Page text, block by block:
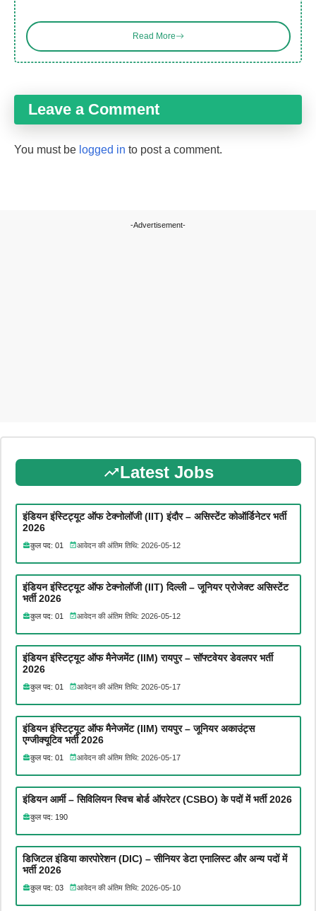
Read More
Leave a Comment
You must be logged in to post a comment.
-Advertisement-
Latest Jobs
इंडियन इंस्टिट्यूट ऑफ टेक्नोलॉजी (IIT) इंदौर – असिस्टेंट कोऑर्डिनेटर भर्ती
2026
कुल पद: 01 आवेदन की अंतिम तिथि: 2026-05-12
इंडियन इंस्टिट्यूट ऑफ टेक्नोलॉजी (IIT) दिल्ली – जूनियर प्रोजेक्ट असिस्टेंट
भर्ती 2026
कुल पद: 01 आवेदन की अंतिम तिथि: 2026-05-12
इंडियन इंस्टिट्यूट ऑफ मैनेजमेंट (IIM) रायपुर – सॉफ्टवेयर डेवलपर भर्ती
2026
कुल पद: 01 आवेदन की अंतिम तिथि: 2026-05-17
इंडियन इंस्टिट्यूट ऑफ मैनेजमेंट (IIM) रायपुर – जूनियर अकाउंट्स
एग्जीक्यूटिव भर्ती 2026
कुल पद: 01 आवेदन की अंतिम तिथि: 2026-05-17
इंडियन आर्मी – सिविलियन स्विच बोर्ड ऑपरेटर (CSBO) के पदों में भर्ती 2026
कुल पद: 190
डिजिटल इंडिया कारपोरेशन (DIC) – सीनियर डेटा एनालिस्ट और अन्य पदों में
भर्ती 2026
कुल पद: 03 आवेदन की अंतिम तिथि: 2026-05-10